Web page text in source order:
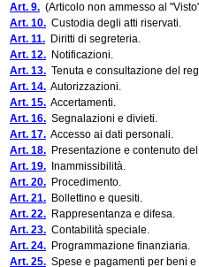
Art. 9. (Articolo non ammesso al
Art. 10. Custodia degli atti riservati.
Art. 11. Diritti di segreteria.
Art. 12. Notificazioni.
Art. 13. Tenuta e consultazione del
Art. 14. Autorizzazioni.
Art. 15. Accertamenti.
Art. 16. Segnalazioni e divieti.
Art. 17. Accesso ai dati personali.
Art. 18. Presentazione e contenuto
Art. 19. Inammissibilità.
Art. 20. Procedimento.
Art. 21. Bollettino e quesiti.
Art. 22. Rappresentanza e difesa.
Art. 23. Contabilità speciale.
Art. 24. Programmazione finanziaria.
Art. 25. Spese e pagamenti per beni e